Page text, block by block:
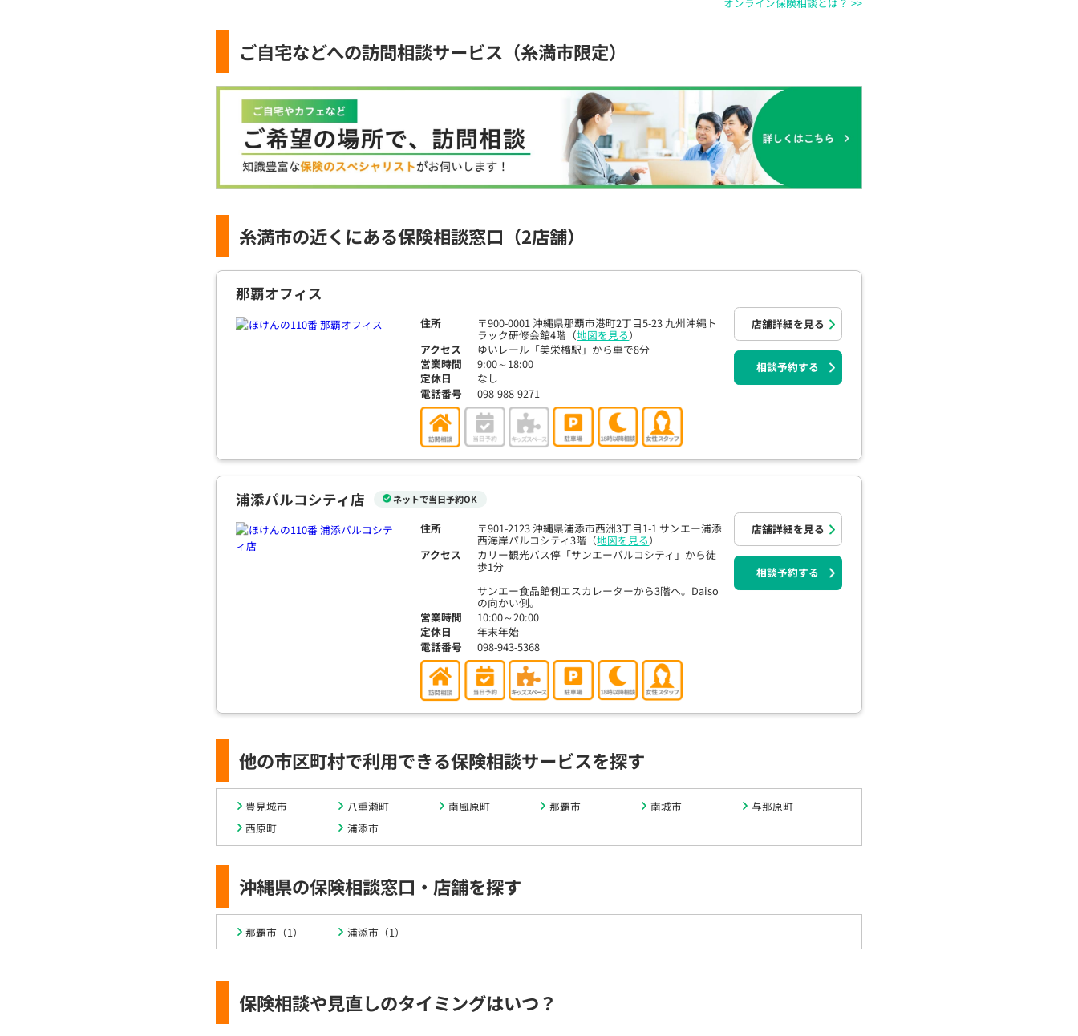
ご自宅などへの訪問相談サービス（糸満市限定）
糸満市の近くにある保険相談窓口 （2店舗）
那覇オフィス
住所 〒900-0001 沖縄県那覇市港町2丁目5-23 九州沖縄ト
ラック研修会館4階（地図を見る）
アクセス
ゆいレール「美栄橋駅」から車で8分
営業時間
9:00～18:00
定休日
なし
電話番号
098-988-9271
店舗詳細を見る
相談予約する
浦添パルコシティ店 ネットで当日予約OK
住所 〒901-2123 沖縄県浦添市西洲3丁目1-1 サンエー浦添
西海岸パルコシティ3階（地図を見る）
アクセス
カリー観光バス停「サンエーパルコシティ」から徒
歩1分
サンエー食品館側エスカレーターから3階へ。Daiso
の向かい側。
営業時間
10:00～20:00
定休日
年末年始
電話番号
098-943-5368
店舗詳細を見る
相談予約する
他の市区町村で利用できる保険相談サービスを探す
豊見城市 八重瀬町 南風原町 那覇市 南城市
与那原町
西原町
浦添市
沖縄県の保険相談窓口・店舗を探す
那覇市（1） 浦添市（1）
保険相談や見直しのタイミングはいつ？